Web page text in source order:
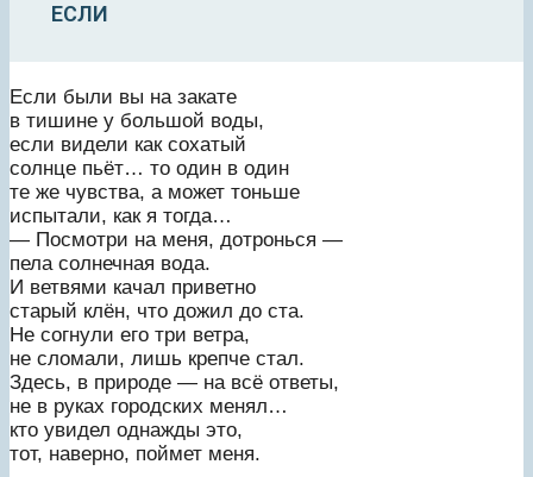
ЕСЛИ
Если были вы на закате
в тишине у большой воды,
если видели как сохатый
солнце пьёт… то один в один
те же чувства, а может тоньше
испытали, как я тогда…
— Посмотри на меня, дотронься —
пела солнечная вода.
И ветвями качал приветно
старый клён, что дожил до ста.
Не согнули его три ветра,
не сломали, лишь крепче стал.
Здесь, в природе — на всё ответы,
не в руках городских менял…
кто увидел однажды это,
тот, наверно, поймет меня.